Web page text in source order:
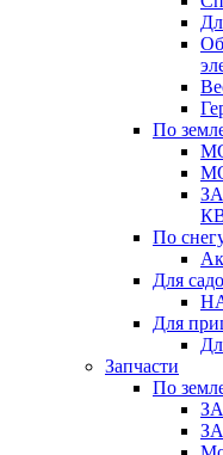
По
По
Для
Для
Запчасти
По